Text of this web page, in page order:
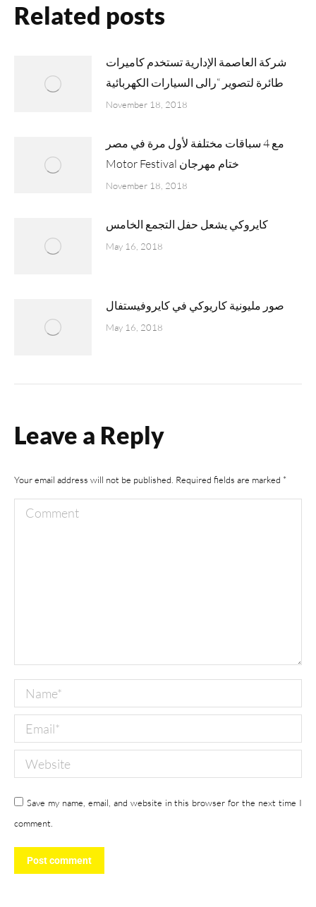
Related posts
شركة العاصمة الإدارية تستخدم كاميرات
طائرة لتصوير “رالى السيارات الكهربائية
November 18, 2018
مع 4 سباقات مختلفة لأول مرة في مصر
Motor Festival ختام مهرجان
November 18, 2018
كايروكي يشعل حفل التجمع الخامس
May 16, 2018
صور مليونية كاريوكي في كايروفيستفال
May 16, 2018
Leave a Reply
Your email address will not be published. Required fields are marked *
Comment
Name *
Email *
Website
Save my name, email, and website in this browser for the next time I
comment.
Post comment